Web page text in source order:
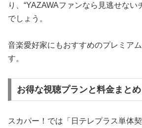
り、“YAZAWAファンなら見逃せない
でしょう。
音楽愛好家にもおすすめのプレミア
す。
お得な視聴プランと料金まとめ
スカパー！では「日テレプラス単体